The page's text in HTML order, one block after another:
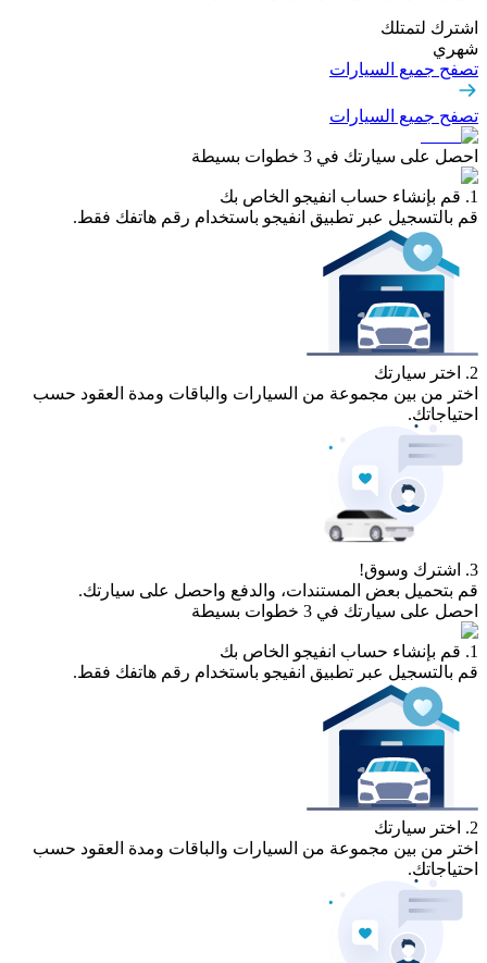
اشترك لتمتلك
شهري
تصفح جميع السيارات
تصفح جميع السيارات
احصل على سيارتك في 3 خطوات بسيطة
1. قم بإنشاء حساب انفيجو الخاص بك
قم بالتسجيل عبر تطبيق انفيجو باستخدام رقم هاتفك فقط.
2. اختر سيارتك
اختر من بين مجموعة من السيارات والباقات ومدة العقود حسب
احتياجاتك.
3. اشترك وسوق!
قم بتحميل بعض المستندات، والدفع واحصل على سيارتك.
احصل على سيارتك في 3 خطوات بسيطة
1. قم بإنشاء حساب انفيجو الخاص بك
قم بالتسجيل عبر تطبيق انفيجو باستخدام رقم هاتفك فقط.
2. اختر سيارتك
اختر من بين مجموعة من السيارات والباقات ومدة العقود حسب
احتياجاتك.